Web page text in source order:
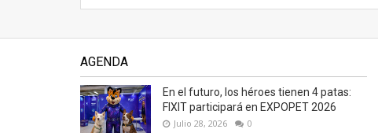
AGENDA
En el futuro, los héroes tienen 4 patas:
FIXIT participará en EXPOPET 2026
Julio 28, 2026 0